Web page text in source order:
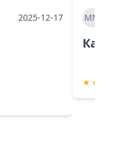
2025-12-17 ММ
★ ★